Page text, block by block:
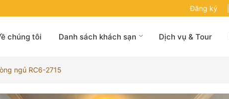
Đăng ký
chúng tôi Danh sách khách sạn Dịch vụ & Tour
ngủ RC6-2715